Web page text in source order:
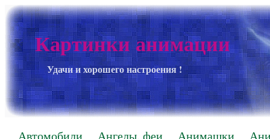
Картинки анимации
Удачи и хорошего настроения !
Автомобили Ангелы, феи Анимашки